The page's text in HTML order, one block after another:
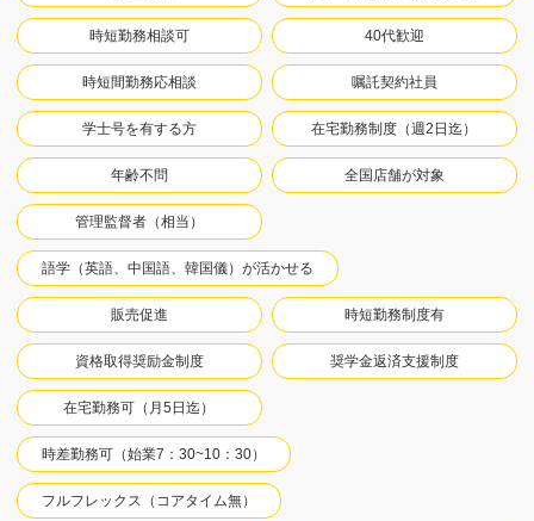
時短勤務相談可 40代歓迎
時短間勤務応相談 嘱託契約社員
学士号を有する方 在宅勤務制度（週2日迄）
年齢不問 全国店舗が対象
管理監督者（相当）
語学（英語、中国語、韓国儀）が活かせる
販売促進 時短勤務制度有
資格取得奨励金制度 奨学金返済支援制度
在宅勤務可（月5日迄）
時差勤務可（始業7：30~10：30）
フルフレックス（コアタイム無）